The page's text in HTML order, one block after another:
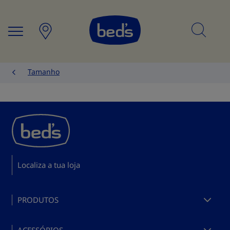
Tamanho
Localiza a tua loja
PRODUTOS